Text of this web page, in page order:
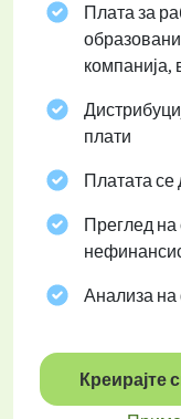
Плата за
компанија,
плати
Платата се
Преглед
Анализа
Креирајте